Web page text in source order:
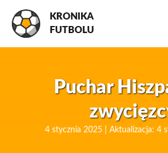
KRONIKA
FUTBOLU
Puchar
4 stycznia 2025 | Aktualizacja: 4